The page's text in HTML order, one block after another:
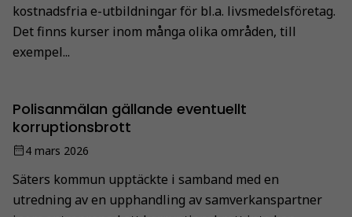
kostnadsfria e-utbildningar för bl.a. livsmedelsföretag.
Det finns kurser inom många olika områden, till
exempel...
Polisanmälan gällande eventuellt
korruptionsbrott
4 mars 2026
Säters kommun upptäckte i samband med en
utredning av en upphandling av samverkanspartner